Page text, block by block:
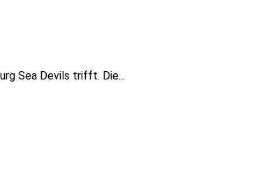
Sea Devils trifft. Die...